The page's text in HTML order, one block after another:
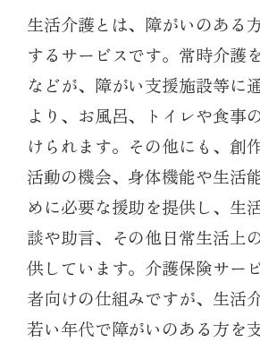
生活介護とは、障がいのある
するサービスです。常時介護
などが、障がい支援施設等に
より、お風呂、トイレや食事
けられます。その他にも、創
活動の機会、身体機能や生活
めに必要な援助を提供し、生
談や助言、その他日常生活上
供しています。介護保険サー
者向けの仕組みですが、生活
若い年代で障がいのある方を